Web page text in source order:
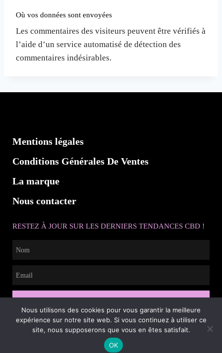
Où vos données sont envoyées
Les commentaires des visiteurs peuvent être vérifiés à
l’aide d’un service automatisé de détection des
commentaires indésirables.
Mentions légales
Conditions Générales De Ventes
La marque
Nous contacter
RESTEZ À JOUR SUR LES DERNIERS TENDANCES CBD !
© 2023 buddycbdshop
Nous utilisons des cookies pour vous garantir la meilleure
expérience sur notre site web. Si vous continuez à utiliser ce
site, nous supposerons que vous en êtes satisfait.
OK